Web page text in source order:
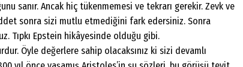
sanır. Ancak hiç tükenmemesi ve tekrarı gerekir. Zevk ve
sonra sizi mutlu etmediğini fark edersiniz. Sonra
Tıpkı Epstein hikâyesinde olduğu gibi.
değerlere sahip olacaksınız ki sizi devamlı